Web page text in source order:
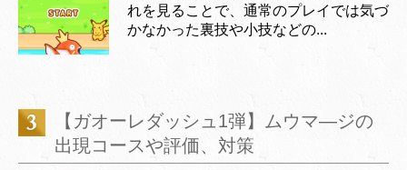
れを見ることで、通常のプレイでは気づ
かなかった裏技や小技などの...
【ガオーレダッシュ1弾】ムウマ―ジの
出現コースや評価、対策